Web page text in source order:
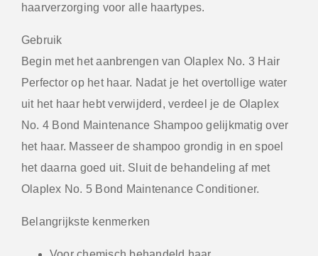
haarverzorging voor alle haartypes.
Gebruik
Begin met het aanbrengen van Olaplex No. 3 Hair
Perfector op het haar. Nadat je het overtollige water
uit het haar hebt verwijderd, verdeel je de Olaplex
No. 4 Bond Maintenance Shampoo gelijkmatig over
het haar. Masseer de shampoo grondig in en spoel
het daarna goed uit. Sluit de behandeling af met
Olaplex No. 5 Bond Maintenance Conditioner.
Belangrijkste kenmerken